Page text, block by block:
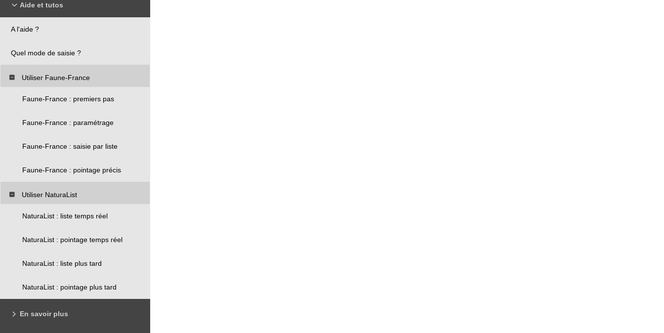
Aide et tutos
A l'aide ?
Quel mode de saisie ?
Utiliser Faune-France
Faune-France : premiers pas
Faune-France : paramétrage
Faune-France : saisie par liste
Faune-France : pointage précis
Utiliser NaturaList
NaturaList : liste temps réel
NaturaList : pointage temps réel
NaturaList : liste plus tard
NaturaList : pointage plus tard
En savoir plus